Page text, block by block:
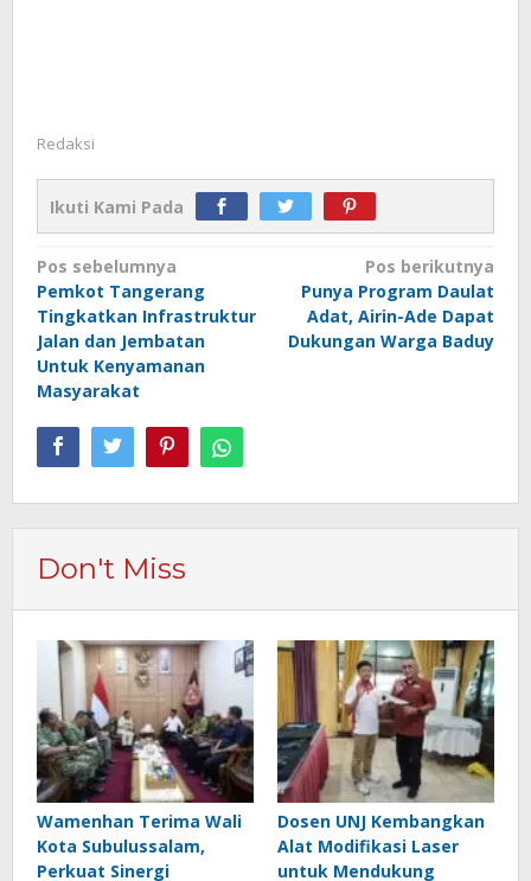
Redaksi
Ikuti Kami Pada
Navigasi
pos
Pos sebelumnya
Pemkot Tangerang
Tingkatkan Infrastruktur
Jalan dan Jembatan
Untuk Kenyamanan
Masyarakat
Pos berikutnya
Punya Program Daulat
Adat, Airin-Ade Dapat
Dukungan Warga Baduy
Don't Miss
Wamenhan Terima Wali
Kota Subulussalam,
Perkuat Sinergi
Dosen UNJ Kembangkan
Alat Modifikasi Laser
untuk Mendukung